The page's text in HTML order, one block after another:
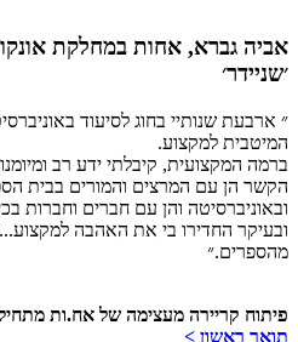
אביה גברא, אחות במחלקת
׳שניידר׳
״ ארבעת שנותיי בחוג לסיעוד
המיטבית למקצוע.
ברמה המקצועית, קיבלתי ידע רב
הקשר הן עם המרצים והמורים בבית
ובאוניברסיטה והן עם חברים וחברות
ובעיקר החדירו בי את האהבה
מהספרים.״
פיתוח קריירה מעצימה של אח.ות
תואר ראשון >